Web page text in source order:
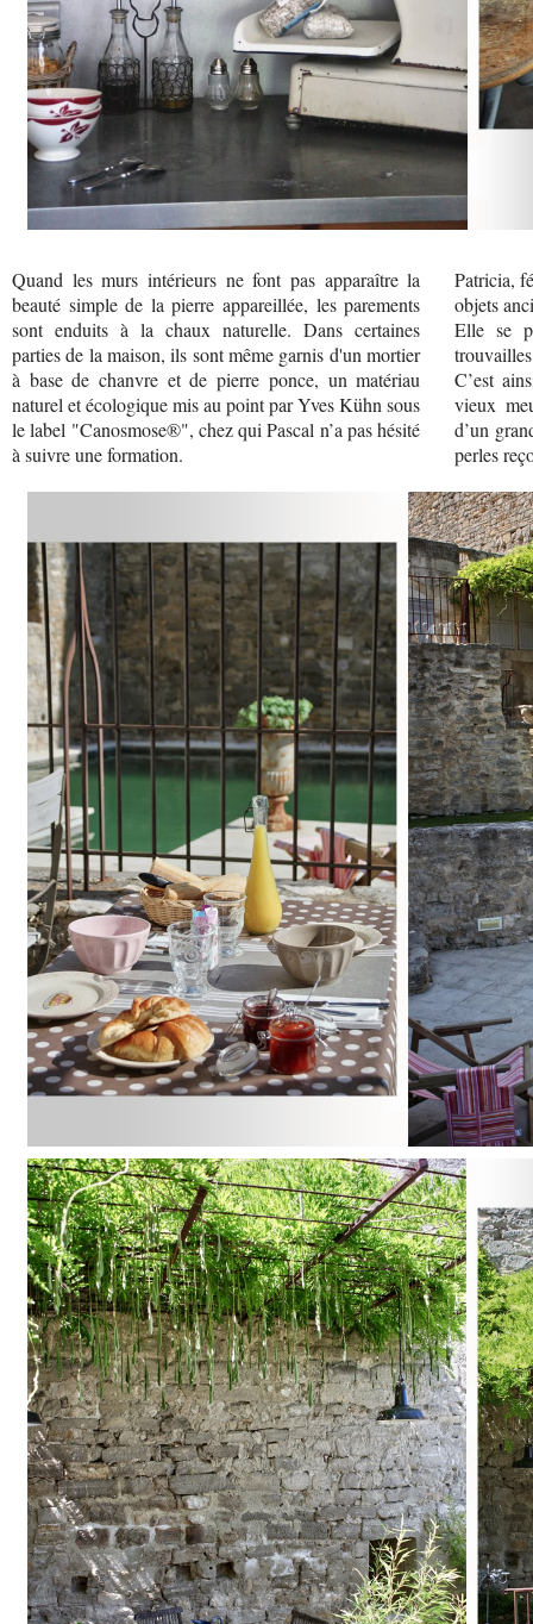
Quand les murs intérieurs ne font pas apparaître la
beauté simple de la pierre appareillée, les parements
sont enduits à la chaux naturelle. Dans certaines
parties de la maison, ils sont même garnis d'un mortier
à base de chanvre et de pierre ponce, un matériau
naturel et écologique mis au point par Yves Kühn sous
le label "Canosmose®", chez qui Pascal n’a pas hésité
à suivre une formation.
Patricia,
objets
Elle se
C’est
vieux
d’un
perles